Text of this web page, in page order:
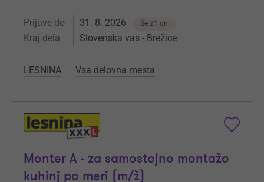
Prijave do 31. 8. 2026 Še 21 dni
Kraj dela Slovenska vas - Brežice
LESNINA Vsa delovna mesta
Monter A - za samostojno montažo
kuhinj po meri (m/ž)